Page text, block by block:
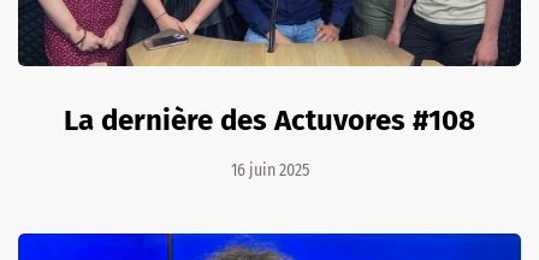
La dernière des Actuvores #108
16 juin 2025